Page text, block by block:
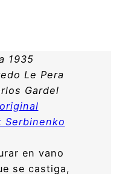
1935
Le Pera
Gardel
Serbinenko
en vano
se castiga,